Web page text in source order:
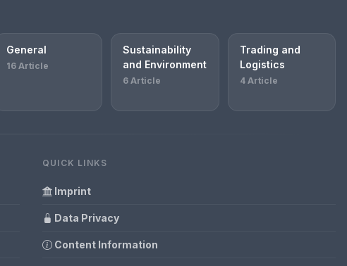
General
16 Article
Sustainability
and Environment
6 Article
Trading and
Logistics
4 Article
QUICK LINKS
Imprint
Data Privacy
Content Information